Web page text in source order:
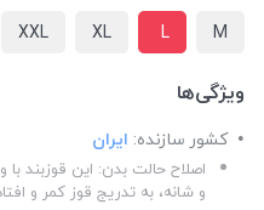
M
L
XL
XXL
ویژگی‌ها
کشور سازنده: ایران
اصلاح حالت بدن: این قوزبند
و شانه، به تدریج قوز کمر و